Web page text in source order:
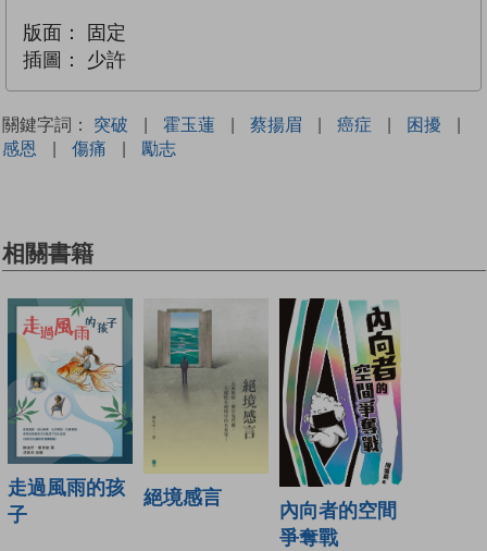
版面：
固定
插圖：
少許
關鍵字詞： 突破 | 霍玉蓮 | 蔡揚眉 | 癌症 | 困擾
|
感恩
| 傷痛 | 勵志
相關書籍
走過風雨的孩
子
絕境感言
內向者的空間
爭奪戰